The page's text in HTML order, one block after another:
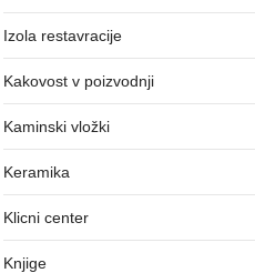
Izola restavracije
Kakovost v poizvodnji
Kaminski vložki
Keramika
Klicni center
Knjige